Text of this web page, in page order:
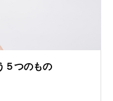
５つのもの